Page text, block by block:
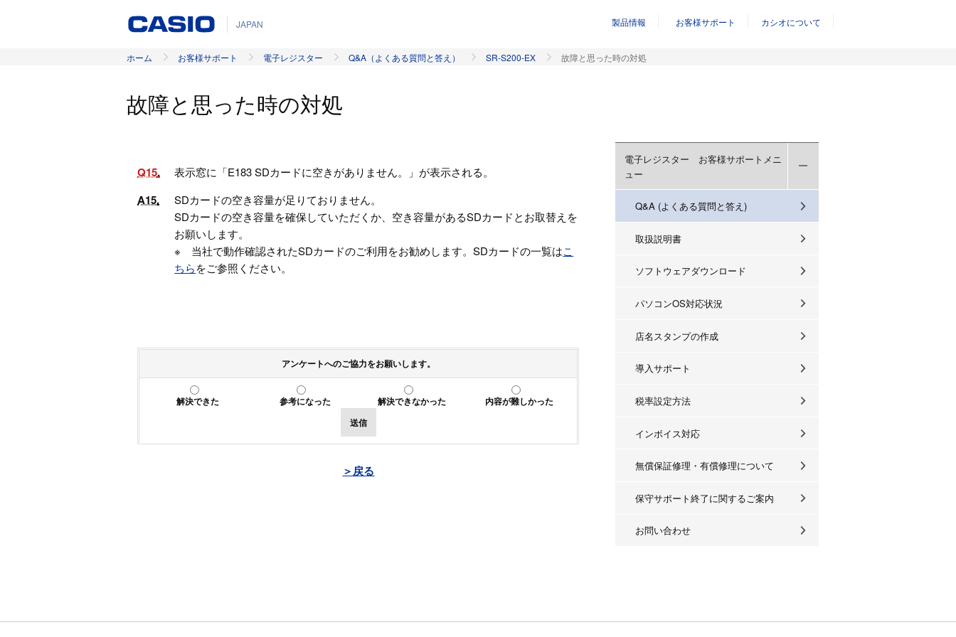
JAPAN 製品情報 お客様サポート カシオについて
ホーム お客様サポート 電子レジスター Q&A（よくある質問と答え） SR-S200-EX 故障と思った時の対処
故障と思った時の対処
Q15 表示窓に「E183 SDカードに空きがありません。」が表示される。
A15
SDカードの空き容量が足りておりません。
SDカードの空き容量を確保していただくか、空き容量があるSDカードとお取替えを
お願いします。
※ 当社で動作確認されたSDカードのご利用をお勧めします。SDカードの一覧はこ
ちらをご参照ください。
アンケートへのご協力をお願いします。
解決できた 参考になった 解決できなかった
内容が難しかった
送信
＞戻る
電子レジスター お客様サポートメニ
ュー
Q&A (よくある質問と答え)
取扱説明書
ソフトウェアダウンロード
パソコンOS対応状況
店名スタンプの作成
導入サポート
税率設定方法
インボイス対応
無償保証修理・有償修理について
保守サポート終了に関するご案内
お問い合わせ